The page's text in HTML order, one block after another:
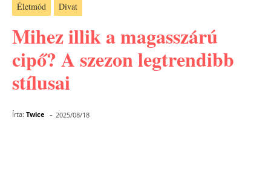
Életmód Divat
Mihez illik a magasszárú
cipő? A szezon legtrendibb
stílusai
Írta: Twice - 2025/08/18